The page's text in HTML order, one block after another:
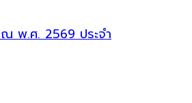
ณ พ.ศ. 2569 ประจำ